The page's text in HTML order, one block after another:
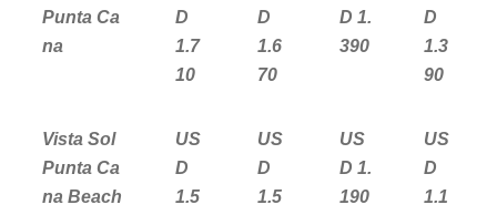
Punta Ca
na
D
1.7
10
D
1.6
70
D 1.
390
D
1.3
90
Vista Sol
Punta Ca
na Beach
US
D
1.5
US
D
1.5
US
D 1.
190
US
D
1.1